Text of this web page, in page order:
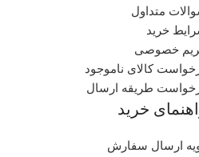
متداول
خرید
خصوصی
کالای ناموجود
طریقه ارسال
خرید
ارسال سفارش